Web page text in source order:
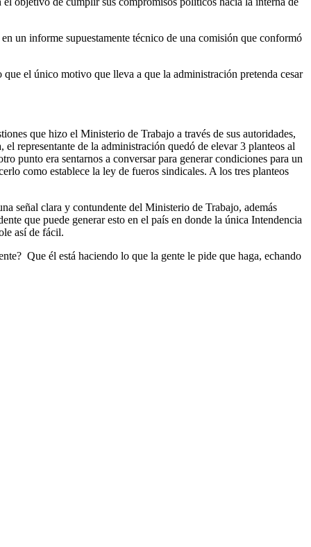
un informe supuestamente técnico de una comisión que conformó
el único motivo que lleva a que la administración pretenda cesar
que hizo el Ministerio de Trabajo a través de sus autoridades,
representante de la administración quedó de elevar 3 planteos al
punto era sentarnos a conversar para generar condiciones para un
como establece la ley de fueros sindicales. A los tres planteos
señal clara y contundente del Ministerio de Trabajo, además
que puede generar esto en el país en donde la única Intendencia
así de fácil.
Que él está haciendo lo que la gente le pide que haga, echando